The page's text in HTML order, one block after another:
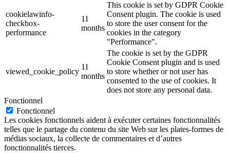
cookielawinfo-
checkbox-
performance
11
months
This cookie is set by GDPR Cookie
Consent plugin. The cookie is used
to store the user consent for the
cookies in the category
"Performance".
viewed_cookie_policy
11
months
The cookie is set by the GDPR
Cookie Consent plugin and is used
to store whether or not user has
consented to the use of cookies. It
does not store any personal data.
Fonctionnel
Fonctionnel
Les cookies fonctionnels aident à exécuter certaines fonctionnalités
telles que le partage du contenu du site Web sur les plates-formes de
médias sociaux, la collecte de commentaires et d’autres
fonctionnalités tierces.